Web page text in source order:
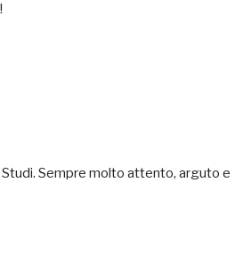
Sempre molto attento, arguto e